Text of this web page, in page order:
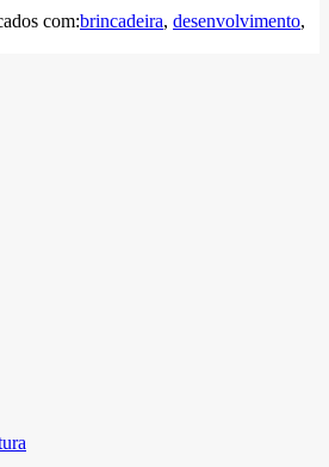
com:brincadeira, desenvolvimento,